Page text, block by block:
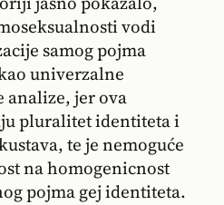
vodi
samog pojma
univerzalne
analize, jer ova
pluralitet identiteta i
te je nemoguće
na homogenicnost
pojma gej identiteta.